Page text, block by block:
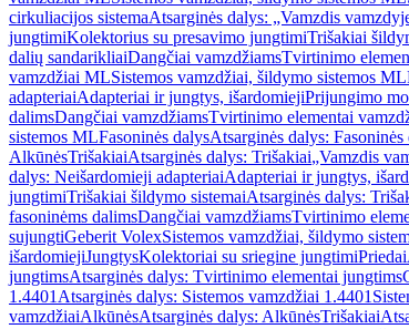
cirkuliacijos sistemaAtsarginės dalys: „Vamzdis
jungtimiKolektorius su presavimo jungtimiTrišakiai
dalių sandarikliaiDangčiai vamzdžiamsTvirtinimo
vamzdžiai MLSistemos vamzdžiai, šildymo sistemos ML
adapteriaiAdapteriai ir jungtys, išardomiejiPrijungimo
dalimsDangčiai vamzdžiamsTvirtinimo elementai
sistemos MLFasoninės dalysAtsarginės dalys: Fasoninės
AlkūnėsTrišakiaiAtsarginės dalys: Trišakiai„Vamzdis
dalys: Neišardomieji adapteriaiAdapteriai ir jungtys,
jungtimiTrišakiai šildymo sistemaiAtsarginės dalys:
fasoninėms dalimsDangčiai vamzdžiamsTvirtinimo
sujungtiGeberit VolexSistemos vamzdžiai, šildymo
išardomiejiJungtysKolektoriai su sriegine jungtimiPriedai
jungtimsAtsarginės dalys: Tvirtinimo elementai jungtims
1.4401 Atsarginės dalys: Sistemos vamzdžiai 1.4401
vamzdžiaiAlkūnėsAtsarginės dalys: AlkūnėsTrišakiai